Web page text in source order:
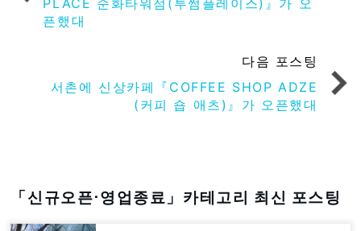
픈했대
다음 포스팅
서촌에 신상카페『COFFEE SHOP ADZE
(커피 숍 애츠)』가 오픈했대
「신규오픈⋅영업종료」카테고리 최신 포스팅